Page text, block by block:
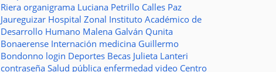
Riera organigrama Luciana Petrillo Calles Paz
Jaureguizar Hospital Zonal Instituto Académico de
Desarrollo Humano Malena Galván Qunita
Bonaerense Internación medicina Guillermo
Bondonno login Deportes Becas Julieta Lanteri
contraseña Salud pública enfermedad video Centro